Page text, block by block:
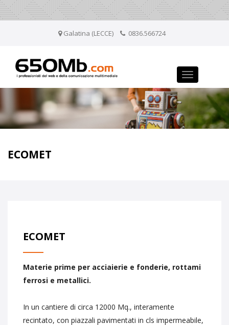
Galatina (LECCE) 0836.566724
Toggle
navigation
ECOMET
ECOMET
Materie prime per acciaierie e fonderie, rottami
ferrosi e metallici.
In un cantiere di circa 12000 Mq., interamente
recintato, con piazzali pavimentati in cls impermeabile,